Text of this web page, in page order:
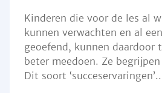
Kinderen die voor de les al
kunnen verwachten en al
geoefend, kunnen daardoor
beter meedoen. Ze
Dit soort